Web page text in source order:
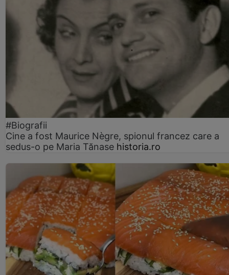
#Biografii
Cine a fost Maurice Nègre, spionul francez care a
sedus-o pe Maria Tănase historia.ro